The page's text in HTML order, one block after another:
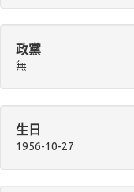
政黨
無
生日
1956-10-27